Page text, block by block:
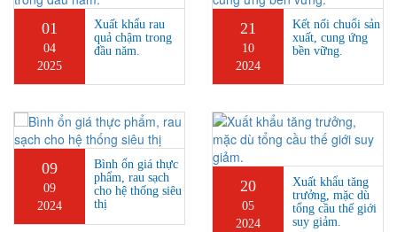
01
04
2025
Xuất khẩu rau
quả chậm trong
đầu năm.
21
10
2024
Kết nối chuổi sản
xuất, cung ứng
bền vững.
09
09
2024
Bình ổn giá thực
phẩm, rau sạch
cho hệ thống siêu
thị
20
05
2024
Xuất khẩu tăng
trưởng, mặc dù
tổng cầu thế giới
suy giảm.